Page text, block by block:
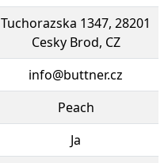
Tuchorazska 1347, 28201
Cesky Brod, CZ
info@buttner.cz
Peach
Ja